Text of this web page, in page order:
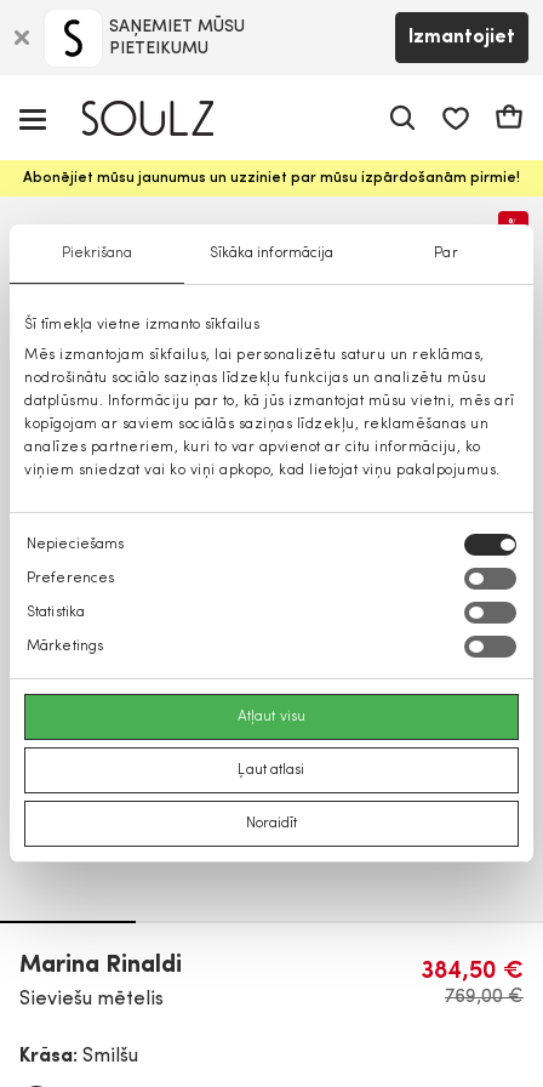
Piekrišana Sīkāka informācija Par
Šī tīmekļa vietne izmanto sīkfailus
Mēs izmantojam sīkfailus, lai personalizētu saturu un reklāmas,
nodrošinātu sociālo saziņas līdzekļu funkcijas un analizētu mūsu
datplūsmu. Informāciju par to, kā jūs izmantojat mūsu vietni, mēs arī
kopīgojam ar saviem sociālās saziņas līdzekļu, reklamēšanas un
analīzes partneriem, kuri to var apvienot ar citu informāciju, ko
viņiem sniedzat vai ko viņi apkopo, kad lietojat viņu pakalpojumus.
Piekrišanas
izvēle
Nepieciešams
Preferences
Statistika
Mārketings
Atļaut visu
Ļaut atlasi
Noraidīt
SAŅEMIET MŪSU
PIETEIKUMU
Izmantojiet
Abonējiet mūsu jaunumus un uzziniet par mūsu izpārdošanām pirmie!
%
Marina Rinaldi
Sieviešu mētelis
384,50 €
769,00 €
Krāsa: Smilšu